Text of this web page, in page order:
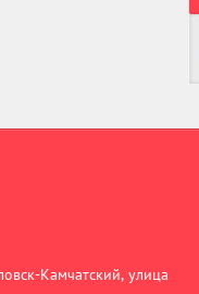
Камчатский, улица